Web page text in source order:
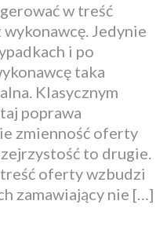
w treść
Jedynie
i po
taka
Klasycznym
poprawa
zmienność oferty
to drugie.
oferty wzbudzi
zamawiający nie […]